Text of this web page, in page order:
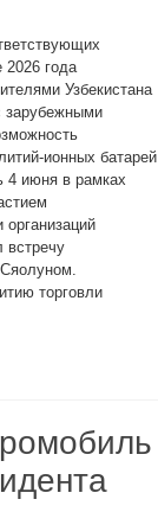
2026 года
Узбекистана
зарубежными
ионных батарей
4 июня в рамках
организаций
встречу
торговли